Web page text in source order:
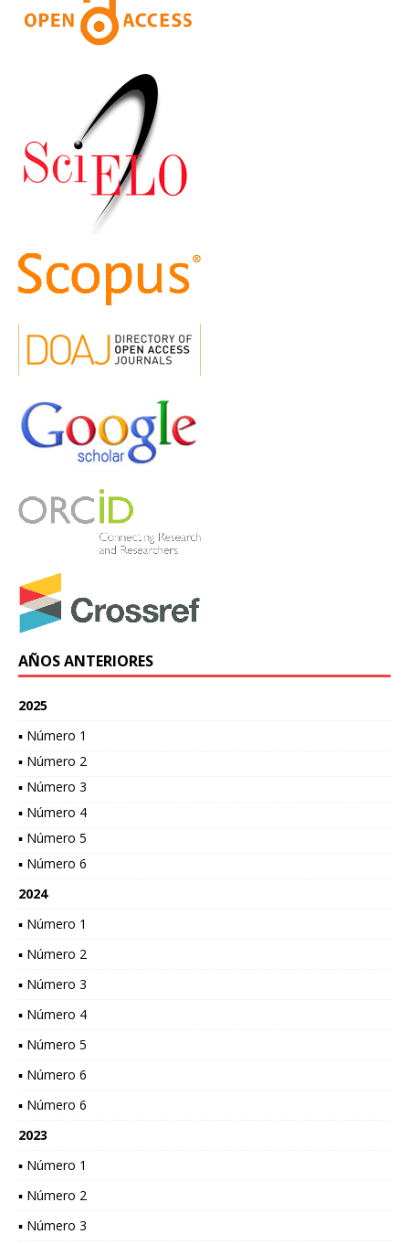
AÑOS ANTERIORES
2025
▪ Número 1
▪ Número 2
▪ Número 3
▪ Número 4
▪ Número 5
▪ Número 6
2024
▪ Número 1
▪ Número 2
▪ Número 3
▪ Número 4
▪ Número 5
▪ Número 6
▪ Número 6
2023
▪ Número 1
▪ Número 2
▪ Número 3